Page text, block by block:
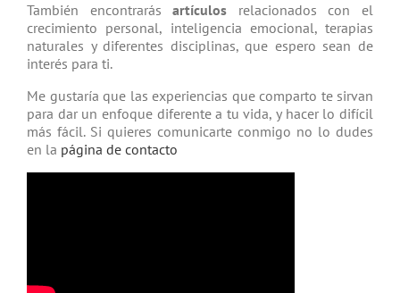
También encontrarásartículos relacio­nados con el
crecimiento personal, inteligencia emocional, terapias
natu­rales y diferentes disciplinas, que espero sean de
interés para ti.
Me gustaría que las experiencias que comparto te sirvan
para dar un enfoque diferente a tu vida, y hacer lo difícil
más fácil. Si quieres comunicarte conmigo no lo dudes
en la página de contacto